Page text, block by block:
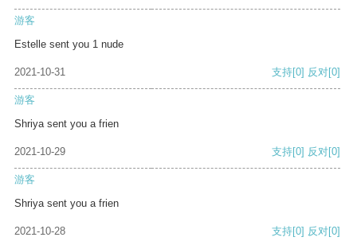
游客
Estelle sent you 1 nude
2021-10-31 支持[0] 反对[0]
游客
Shriya sent you a frien
2021-10-29 支持[0] 反对[0]
游客
Shriya sent you a frien
2021-10-28 支持[0] 反对[0]